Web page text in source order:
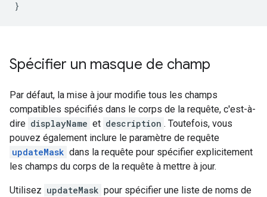
Spécifier un masque de champ
Par défaut, la mise à jour modifie tous les champs
compatibles spécifiés dans le corps de la requête, c'est-à-
dire displayName et description . Toutefois, vous
pouvez également inclure le paramètre de requête
updateMask dans la requête pour spécifier explicitement
les champs du corps de la requête à mettre à jour.
Utilisez updateMask pour spécifier une liste de noms de